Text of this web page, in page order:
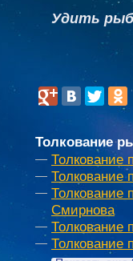
Удить
Толкование
Толкование
Толкование
Толкование
Смирнова
Толкование
Толкование